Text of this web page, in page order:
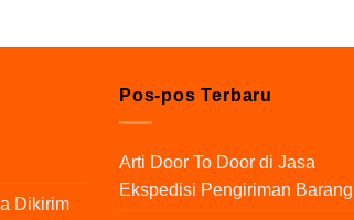
Dikirim
Pos-pos Terbaru
Arti Door To Door di Jasa
Ekspedisi Pengiriman Barang